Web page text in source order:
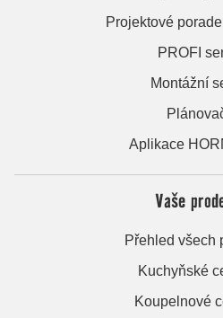
Projektové
PROFI
Montážní
Aplikace
Vaše
Přehled všech
Kuchyňské
Koupelnové